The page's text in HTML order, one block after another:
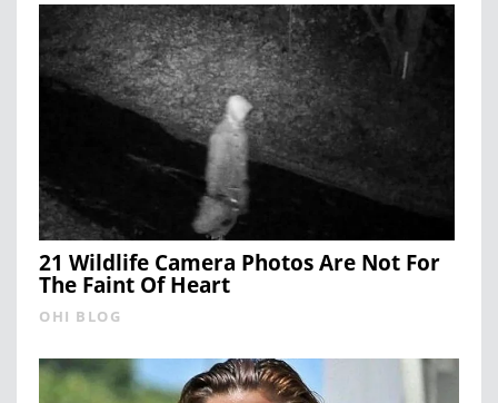
21 Wildlife Camera Photos Are Not For
The Faint Of Heart
OHI BLOG